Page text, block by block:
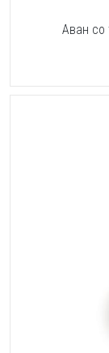
Аван со